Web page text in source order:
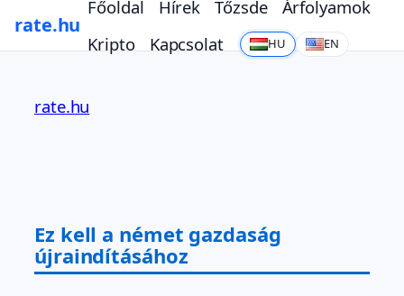
rate.hu
Főoldal Hírek Tőzsde
Árfolyamok
Kripto
Kapcsolat HU EN
tartalomhoz
rate.hu
Ez kell a német gazdaság
újraindításához